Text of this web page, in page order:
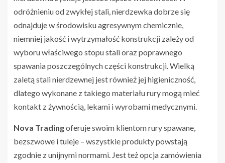
odróżnieniu od zwykłej stali, nierdzewka dobrze się
odnajduje w środowisku agresywnym chemicznie,
niemniej jakość i wytrzymałość konstrukcji zależy od
wyboru właściwego stopu stali oraz poprawnego
spawania poszczególnych części konstrukcji. Wielką
zaletą stali nierdzewnej jest również jej higieniczność,
dlatego wykonane z takiego materiału rury mogą mieć
kontakt z żywnością, lekami i wyrobami medycznymi.
Nova Tradingoferuje swoim klientom rury spawane,
bezszwowe i tuleje – wszystkie produkty powstają
zgodnie z unijnymi normami. Jest też opcja zamówienia